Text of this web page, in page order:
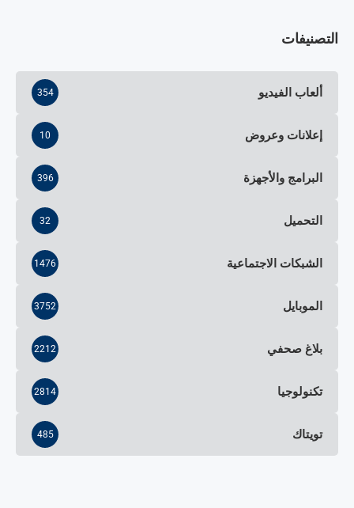
التصنيفات
ألعاب الفيديو 354
إعلانات وعروض 10
البرامج والأجهزة 396
التحميل 32
الشبكات الاجتماعية 1476
الموبايل 3752
بلاغ صحفي 2212
تكنولوجيا 2814
تويتاك 485